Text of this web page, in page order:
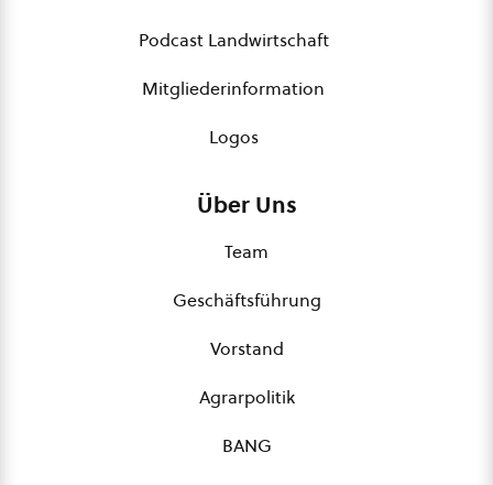
Podcast Landwirtschaft
Mitgliederinformation
Logos
Über Uns
Team
Geschäftsführung
Vorstand
Agrarpolitik
BANG